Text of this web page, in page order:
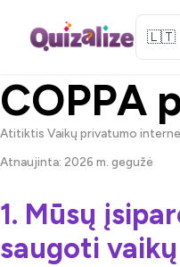
🇱🇹
COPPA
Atitiktis Vaikų privatumo
Atnaujinta: 2026 m. gegužė
1. Mūsų
saugoti